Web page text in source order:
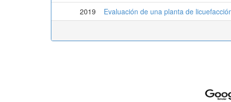
2019 Evaluación de una planta de